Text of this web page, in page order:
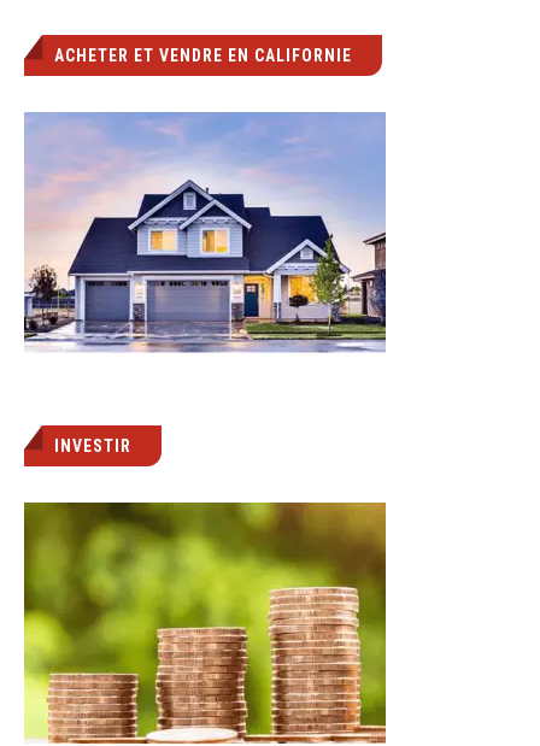
ACHETER ET VENDRE EN CALIFORNIE
INVESTIR